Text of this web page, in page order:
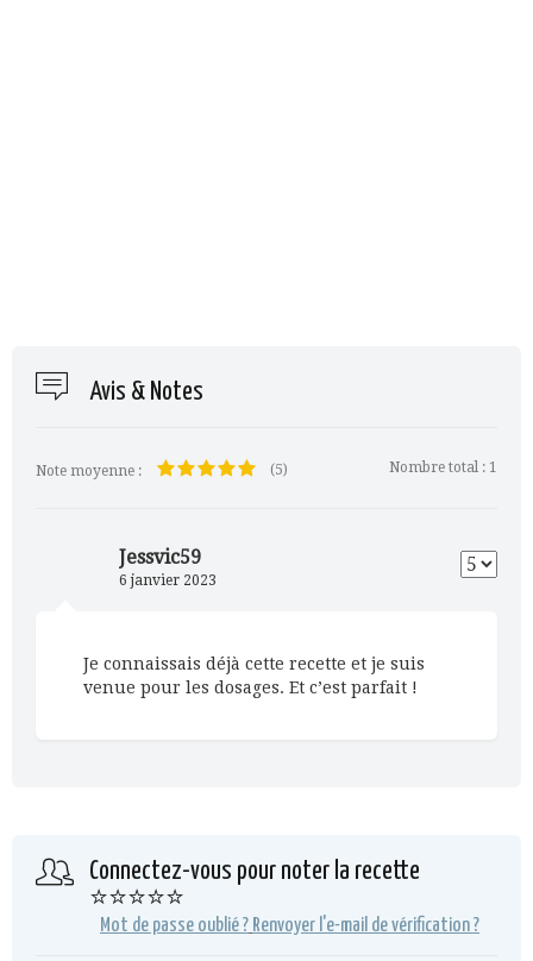
Avis & Notes
Note moyenne : (5) Nombre total : 1
Jessvic59
6 janvier 2023
Je connaissais déjà cette recette et je suis
venue pour les dosages. Et c’est parfait !
Connectez-vous pour noter la recette
⭐⭐⭐⭐⭐
Mot de passe oublié ? Renvoyer l'e-mail de vérification ?